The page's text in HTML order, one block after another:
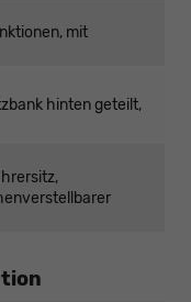
mit
hinten geteilt,